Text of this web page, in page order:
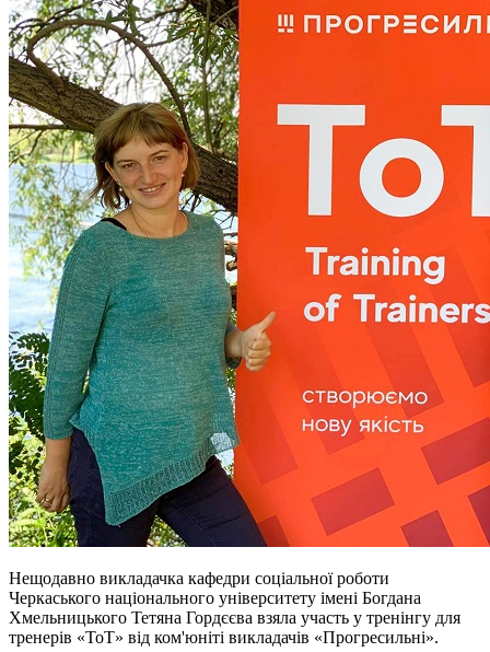
Нещодавно викладачка кафедри соціальної роботи
Черкаського національного університету імені Богдана
Хмельницького Тетяна Гордєєва взяла участь у тренінгу для
тренерів «ТоТ» від ком'юніті викладачів «Прогресильні».